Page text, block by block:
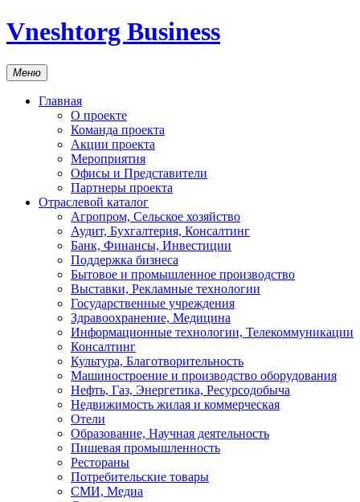
Vneshtorg Business
Меню
Главная
О проекте
Команда проекта
Акции проекта
Мероприятия
Офисы и Представители
Партнеры проекта
Отраслевой каталог
Агропром, Сельское хозяйство
Аудит, Бухгалтерия, Консалтинг
Банк, Финансы, Инвестиции
Поддержка бизнеса
Бытовое и промышленное производство
Выставки, Рекламные технологии
Государственные учреждения
Здравоохранение, Медицина
Информационные технологии, Телекоммуникации
Консалтинг
Культура, Благотворительность
Машиностроение и производство оборудования
Нефть, Газ, Энергетика, Ресурсодобыча
Недвижимость жилая и коммерческая
Отели
Образование, Научная деятельность
Пишевая промышленность
Рестораны
Потребительские товары
СМИ, Медиа